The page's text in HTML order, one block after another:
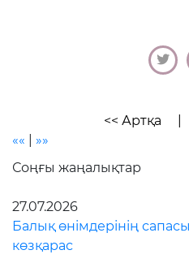
<< Артқа
««
»»
Соңғы жаңалықтар
27.07.2026
Балық өнімдерінің
көзқарас